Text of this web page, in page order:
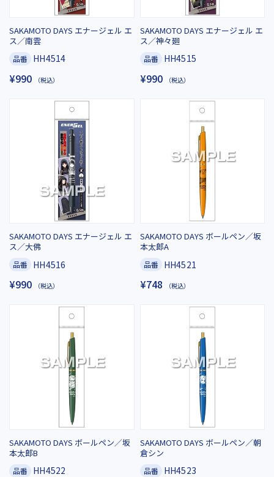
SAKAMOTO DAYS エナージェル エ
ス／南雲
品番 HH4514
¥990 （税込）
SAKAMOTO DAYS エナージェル エ
ス／神々廻
品番 HH4515
¥990 （税込）
SAKAMOTO DAYS エナージェル エ
ス／大佛
品番 HH4516
¥990 （税込）
SAKAMOTO DAYS ボールペン／坂
本太郎A
品番 HH4521
¥748 （税込）
SAKAMOTO DAYS ボールペン／坂
本太郎B
品番 HH4522
SAKAMOTO DAYS ボールペン／朝
倉シン
品番 HH4523